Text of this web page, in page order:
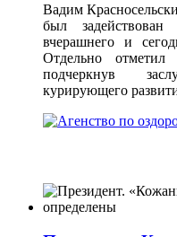
Вадим
был
вчерашнего и
Отдельно отметил
подчеркнув
курирующего